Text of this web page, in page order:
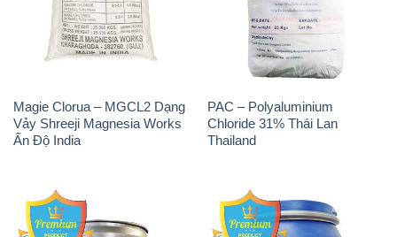
Magie Clorua – MGCL2 Dạng
Vảy Shreeji Magnesia Works
Ấn Độ India
PAC – Polyaluminium
Chloride 31% Thái Lan
Thailand